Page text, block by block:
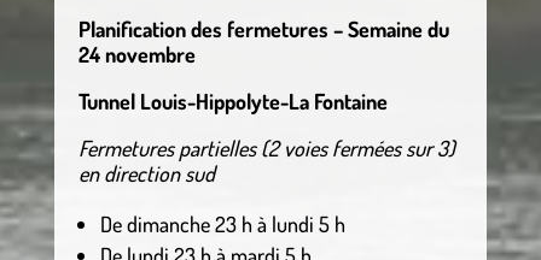
Planification des fermetures – Semaine du
24 novembre
Tunnel Louis-Hippolyte-La Fontaine
Fermetures partielles (2 voies fermées sur 3)
en direction sud
De dimanche 23 h à lundi 5 h